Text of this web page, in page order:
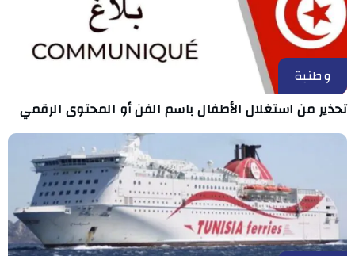
وطنية
تحذير من استغلال الأطفال باسم الفن أو المحتوى الرقمي